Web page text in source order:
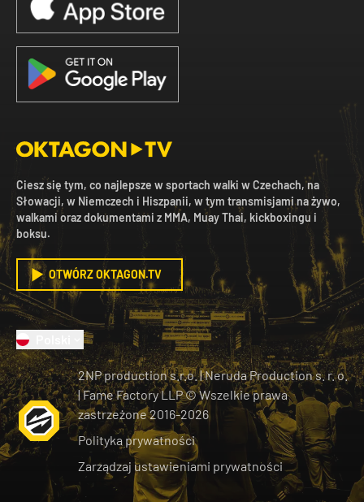
Ciesz się tym, co najlepsze w sportach walki w Czechach, na
Słowacji, w Niemczech i Hiszpanii, w tym transmisjami na żywo,
walkami oraz dokumentami z MMA, Muay Thai, kickboxingu i
boksu.
OTWÓRZ OKTAGON.TV
2NP production s.r.o.|Neruda Production s. r. o.
| Fame Factory LLP © Wszelkie prawa
zastrzeżone2016-2026
Polityka prywatności
Zarządzaj ustawieniami prywatności